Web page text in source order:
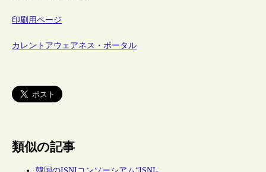
印刷用ページ
カレントアウェアネス・ポータル
類似の記事